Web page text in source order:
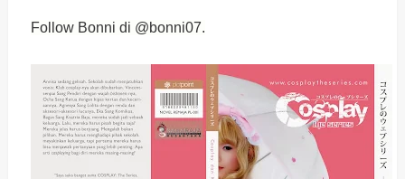
Follow Bonni di @bonni07.